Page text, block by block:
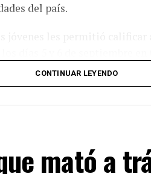
del país.
CONTINUAR LEYENDO
mató a